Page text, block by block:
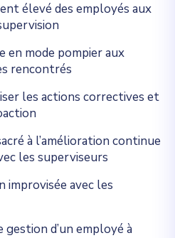
élevé des employés aux
en mode pompier aux
rencontrés
les actions correctives et
à l’amélioration continue
les superviseurs
improvisée avec les
gestion d’un employé à